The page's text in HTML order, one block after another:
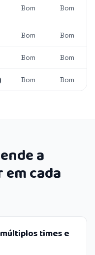
Bom Bom
Bom Bom
Bom Bom
Bom Bom
a
cada
times e